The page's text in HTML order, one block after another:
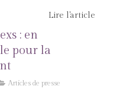
Lire l'article
: en
pour la
Articles de presse